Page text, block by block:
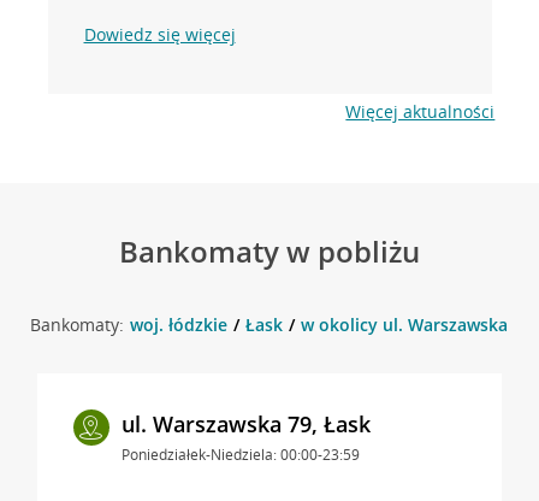
Dowiedz się więcej
Więcej aktualności
Bankomaty w pobliżu
Bankomaty: woj. łódzkie Łask w okolicy ul. Warszawska 49
ul. Warszawska 79, Łask
Poniedziałek-Niedziela: 00:00-23:59